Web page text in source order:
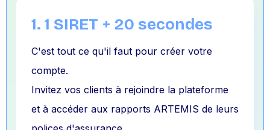
1. 1 SIRET + 20 secondes
C'est tout ce qu'il faut pour créer votre
compte.
Invitez vos clients à rejoindre la plateforme
et à accéder aux rapports ARTEMIS de leurs